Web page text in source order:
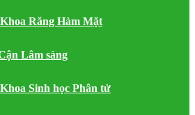
Khoa Răng Hàm Mặt
Lâm sàng
Khoa Sinh học Phân tử